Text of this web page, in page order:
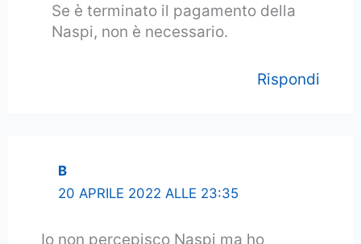
Se è terminato il pagamento della
Naspi, non è necessario.
Rispondi
B
20 APRILE 2022 ALLE 23:35
Io non percepisco Naspi ma ho